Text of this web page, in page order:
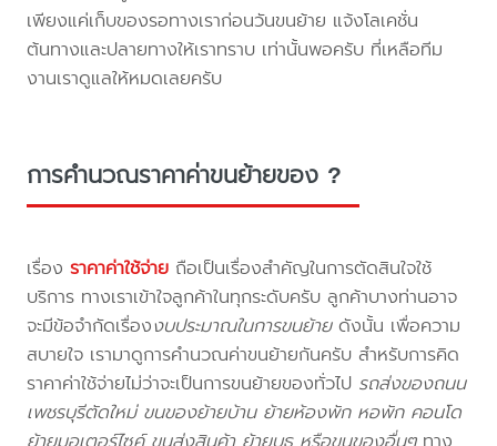
เพียงแค่เก็บของรอทางเราก่อนวันขนย้าย แจ้งโลเคชั่น
ต้นทางและปลายทางให้เราทราบ เท่านั้นพอครับ ที่เหลือทีม
งานเราดูแลให้หมดเลยครับ
การคำนวณราคาค่าขนย้ายของ ?
เรื่องราคาค่าใช้จ่าย ถือเป็นเรื่องสำคัญในการตัดสินใจใช้
บริการ ทางเราเข้าใจลูกค้าในทุกระดับครับ ลูกค้าบางท่านอาจ
จะมีข้อจำกัดเรื่องงบประมาณในการขนย้ายดังนั้น เพื่อความ
สบายใจ เรามาดูการคำนวณค่าขนย้ายกันครับ สำหรับการคิด
ราคาค่าใช้จ่ายไม่ว่าจะเป็นการขนย้ายของทั่วไป รถส่งของถนน
เพชรบุรีตัดใหม่ ขนของย้ายบ้าน ย้ายห้องพัก หอพัก คอนโด